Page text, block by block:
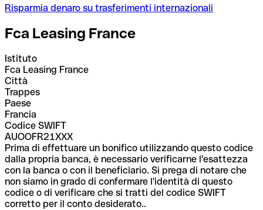
Risparmia denaro su trasferimenti internazionali
Fca Leasing France
Istituto
Fca Leasing France
Città
Trappes
Paese
Francia
Codice SWIFT
AUOOFR21XXX
Prima di effettuare un bonifico utilizzando questo codice
dalla propria banca, è necessario verificarne l'esattezza
con la banca o con il beneficiario. Si prega di notare che
non siamo in grado di confermare l'identità di questo
codice o di verificare che si tratti del codice SWIFT
corretto per il conto desiderato..